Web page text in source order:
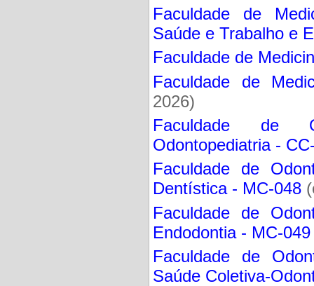
Faculdade de
Saúde e Trabalho e
Faculdade de
Faculdade de
2026)
Faculdade de
Odontopediatria -
Faculdade de
Dentística - MC-048
Faculdade de
Endodontia - MC-049
Faculdade de
Saúde Coletiva-